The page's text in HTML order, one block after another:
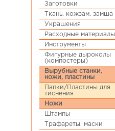
Заготовки
Ткань, кожзам, замша
Украшения
Расходные материалы
Инструменты
Фигурные дыроколы
(компостеры)
Вырубные станки,
ножи, пластины
Папки/Пластины для
тиснения
Ножи
Штампы
Трафареты, маски